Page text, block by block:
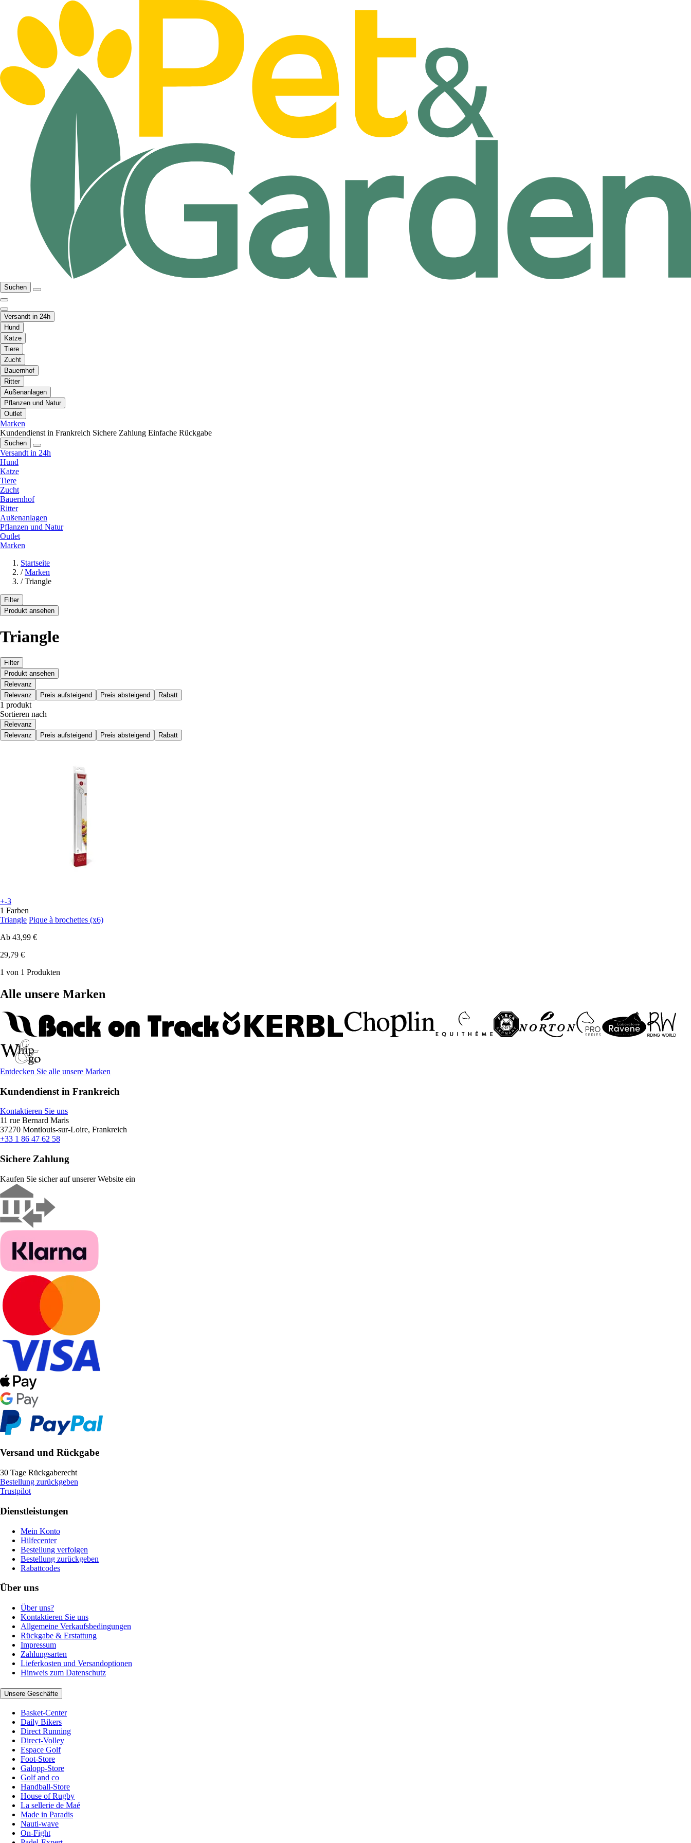
Suchen
Versandt in 24h
Hund
Katze
Tiere
Zucht
Bauernhof
Ritter
Außenanlagen
Pflanzen und Natur
Outlet
Marken
Kundendienst in Frankreich Sichere Zahlung Einfache Rückgabe
Suchen
Versandt in 24h
Hund
Katze
Tiere
Zucht
Bauernhof
Ritter
Außenanlagen
Pflanzen und Natur
Outlet
Marken
Startseite
/ Marken
/ Triangle
Filter
Produkt ansehen
Triangle
Filter
Produkt ansehen
Relevanz
Relevanz
Preis aufsteigend Preis absteigend Rabatt
1 produkt
Sortieren nach
Relevanz
Relevanz
Preis aufsteigend Preis absteigend Rabatt
+-3
1 Farben
Triangle Pique à brochettes (x6)
Ab 43,99 €
29,79 €
1 von 1 Produkten
Alle unsere Marken
Entdecken Sie alle unsere Marken
Kundendienst in Frankreich
Kontaktieren Sie uns
11 rue Bernard Maris
37270 Montlouis-sur-Loire, Frankreich
+33 1 86 47 62 58
Sichere Zahlung
Kaufen Sie sicher auf unserer Website ein
Versand und Rückgabe
30 Tage Rückgaberecht
Bestellung zurückgeben
Trustpilot
Dienstleistungen
Mein Konto
Hilfecenter
Bestellung verfolgen
Bestellung zurückgeben
Rabattcodes
Über uns
Über uns?
Kontaktieren Sie uns
Allgemeine Verkaufsbedingungen
Rückgabe & Erstattung
Impressum
Zahlungsarten
Lieferkosten und Versandoptionen
Hinweis zum Datenschutz
Unsere Geschäfte
Basket-Center
Daily Bikers
Direct Running
Direct-Volley
Espace Golf
Foot-Store
Galopp-Store
Golf and co
Handball-Store
House of Rugby
La sellerie de Maé
Made in Paradis
Nauti-wave
On-Fight